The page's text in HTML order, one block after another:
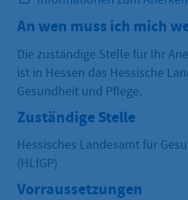
An wen muss ich mich
Die zuständige Stelle für Ihr
ist in Hessen das Hessische
Gesundheit und Pflege.
Zuständige Stelle
Hessisches Landesamt für
(HLfGP)
Vorraussetzungen